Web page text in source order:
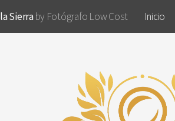
Sierraby Fotógrafo Low Cost Inicio